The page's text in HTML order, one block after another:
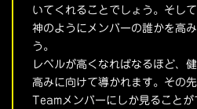
いてくれることでしょう。そし
神のようにメンバーの誰かを高
う。
レベルが高くなればなるほど
高みに向けて導かれます。その
Teamメンバーにしか見ることが